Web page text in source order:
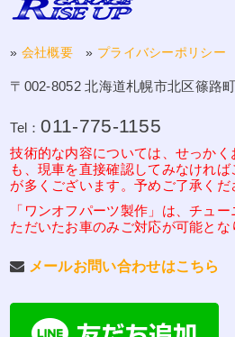
» 会社概要 » プライバシーポリシー
〒002-8052 北海道札幌市北区篠路
Tel：011-775-1155
技術的な内容については、せっかく
も、現車を直接確認してみなけれ
が多くございます。予めご了承くだ
「ワンオフパーツ製作」は、チュ
ただいたお車のみご対応が可能とな
メールお問い合わせはこちら